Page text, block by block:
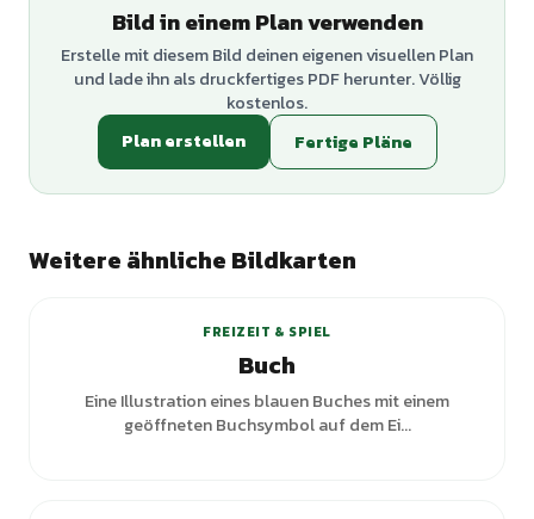
Bild in einem Plan verwenden
Erstelle mit diesem Bild deinen eigenen visuellen Plan
und lade ihn als druckfertiges PDF herunter. Völlig
kostenlos.
Plan erstellen
Fertige Pläne
Weitere ähnliche Bildkarten
FREIZEIT & SPIEL
Buch
Eine Illustration eines blauen Buches mit einem
geöffneten Buchsymbol auf dem Ei...